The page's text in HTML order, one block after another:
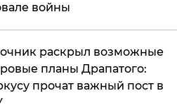
войны
раскрыл возможные
планы Драпатого:
прочат важный пост в